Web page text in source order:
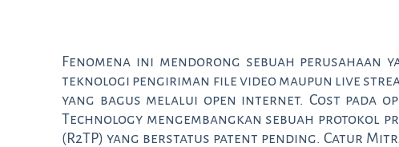
Fenomena ini mendorong sebuah perusahaan
teknologi pengiriman file video maupun live
yang bagus melalui open internet. Cost pada
Technology mengembangkan sebuah protokol
(R2TP) yang berstatus patent pending. Catur